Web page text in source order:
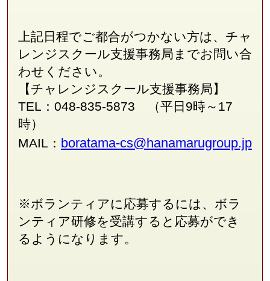
上記日程でご都合がつかない方は、チャ
レンジスクール支援事務局 までお問い合
わせください。
【チャレンジスクール支援事務局】
TEL：048-835-5873 （平日9時～17
時）
MAIL： boratama-cs@hanamarugroup.jp
※ボランティアに応募するには、ボラ
ンティア研修を受講すると応募ができ
るようになります。